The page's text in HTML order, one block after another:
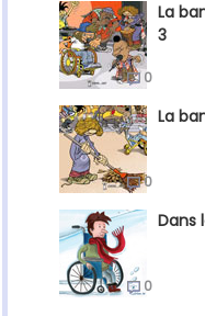
La
3
0
La
0
Dans
0